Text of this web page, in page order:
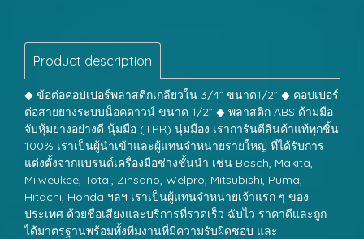
Product description
◆ ข้อต่อคอปเปอร์พลาสติกเกลียวใน 3/4” ขนาด1/2” ◆ คอปเปอร์
ต่อสายยางระบบน็อคดาวน์ ขนาด 1/2” ◆ พลาสติก ABS ด้ามมือ
จับหุ้มยางอย่างดี นุ้มมือ (TPR) นุ่มมือง เราการันตีสินค้าแท้ทุกชิ้น
100% เราเป็นผู้นำเข้าและผู้แทนจำหน่ายรายใหญ่ ที่ได้รับการ
แต่งตั้งจากแบรนด์เครื่องมือช่างชั้นนำ เช่น Bosch, Makita,
Milweukee, Total, Zinsano, Welpro, Mitsubishi, Puma,
Hitachi, Honda ฯลฯ เราเป็นผู้แทนจำหน่ายเจ้าแรก ๆ ของ
ประเทศ ด้วยชื่อเสียงและบริการที่รวดเร็ว ฉับไว ราคาดีและถูก
ได้มาตรฐานพร้อมทั้งทีมงานที่มีความรับผิดชอบ และ